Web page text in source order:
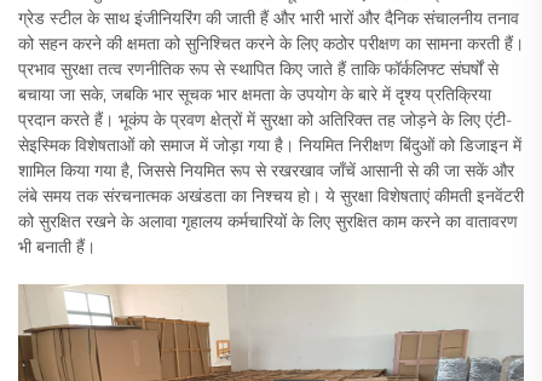
ग्रेड स्टील के साथ इंजीनियरिंग की जाती हैं और भारी भारों और दैनिक संचालनीय तनाव
को सहन करने की क्षमता को सुनिश्चित करने के लिए कठोर परीक्षण का सामना करती हैं।
प्रभाव सुरक्षा तत्व रणनीतिक रूप से स्थापित किए जाते हैं ताकि फॉर्कलिफ्ट संघर्षों से
बचाया जा सके, जबकि भार सूचक भार क्षमता के उपयोग के बारे में दृश्य प्रतिक्रिया
प्रदान करते हैं। भूकंप के प्रवण क्षेत्रों में सुरक्षा को अतिरिक्त तह जोड़ने के लिए एंटी-
सेइस्मिक विशेषताओं को समाज में जोड़ा गया है। नियमित निरीक्षण बिंदुओं को डिजाइन में
शामिल किया गया है, जिससे नियमित रूप से रखरखाव जाँचें आसानी से की जा सकें और
लंबे समय तक संरचनात्मक अखंडता का निश्चय हो। ये सुरक्षा विशेषताएं कीमती इनवेंटरी
को सुरक्षित रखने के अलावा गृहालय कर्मचारियों के लिए सुरक्षित काम करने का वातावरण
भी बनाती हैं।